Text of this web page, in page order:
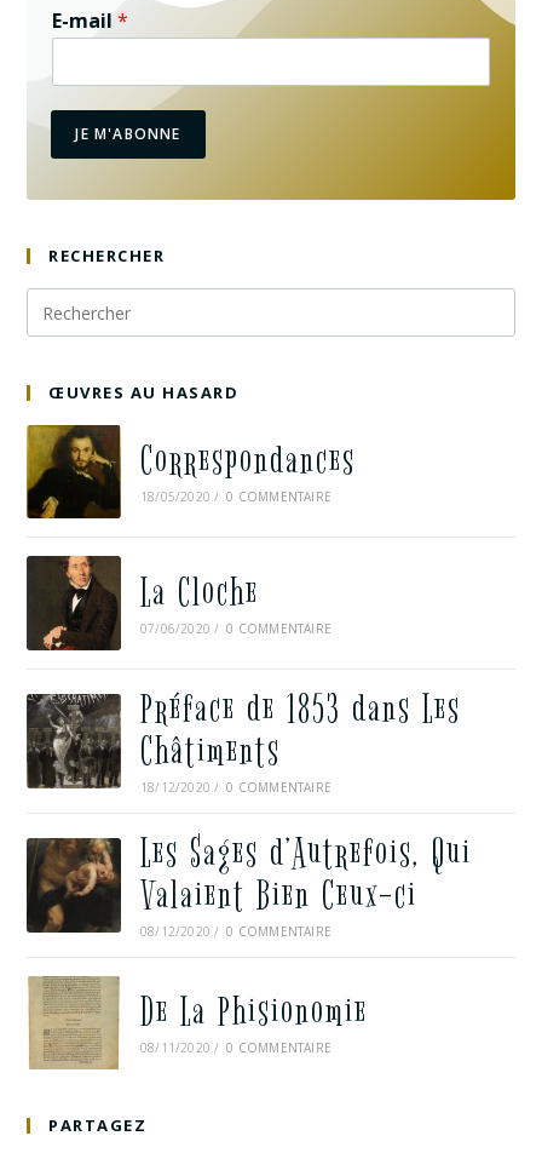
E-mail*
JE M'ABONNE
RECHERCHER
ŒUVRES AU HASARD
Correspondances
18/05/2020 / 0 COMMENTAIRE
La Cloche
07/06/2020 / 0 COMMENTAIRE
Préface de 1853 dans Les
Châtiments
18/12/2020 / 0 COMMENTAIRE
Les Sages d’Autrefois, Qui
Valaient Bien Ceux-ci
08/12/2020 / 0 COMMENTAIRE
De La Phisionomie
08/11/2020 / 0 COMMENTAIRE
PARTAGEZ